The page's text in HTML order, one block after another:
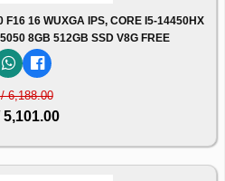
16 WUXGA IPS, CORE I5-14450HX
8GB 512GB SSD V8G FREE
6,188.00
5,101.00